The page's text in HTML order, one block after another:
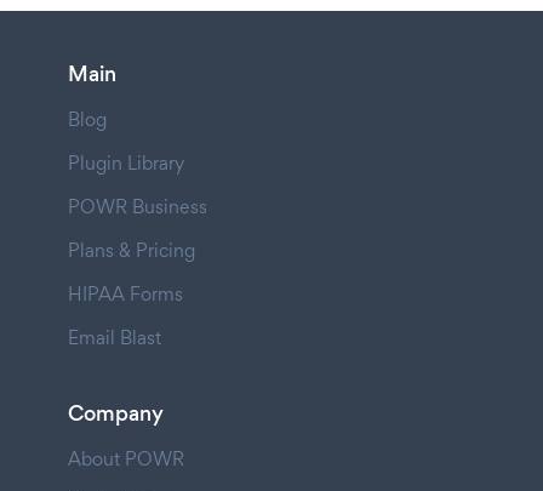
Main
Blog
Plugin Library
POWR Business
Plans & Pricing
HIPAA Forms
Email Blast
Company
About POWR